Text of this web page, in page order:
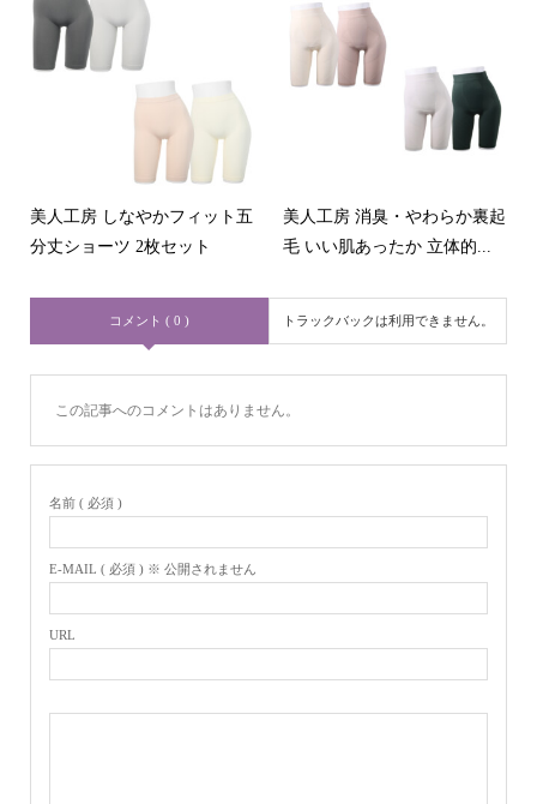
美人工房 しなやかフィット五
分丈ショーツ 2枚セット
美人工房 消臭・やわらか裏起
毛 いい肌あったか 立体的...
コメント ( 0 ) トラックバックは利用できません。
この記事へのコメントはありません。
名前 ( 必須 )
E-MAIL ( 必須 ) ※ 公開されません
URL